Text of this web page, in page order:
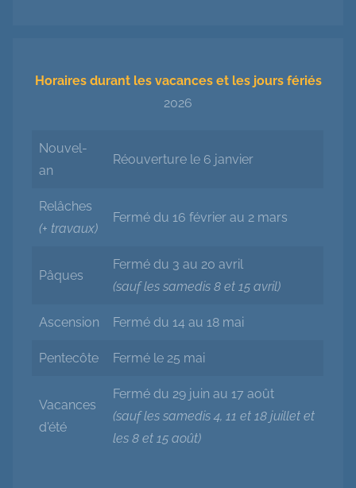
Horaires durant les vacances et les jours fériés
2026
Nouvel-
an
Réouverture le 6 janvier
Relâches
(+ travaux)
Fermé du 16 février au 2 mars
Pâques
Fermé du 3 au 20 avril
(sauf les samedis 8 et 15 avril)
Ascension Fermé du 14 au 18 mai
Pentecôte Fermé le 25 mai
Vacances
d'été
Fermé du 29 juin au 17 août
(sauf les samedis 4, 11 et 18 juillet et
les 8 et 15 août)